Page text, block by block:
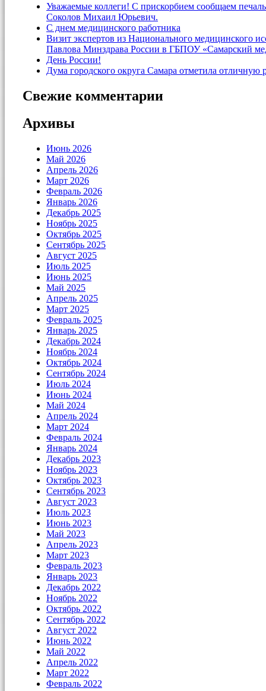
Уважаемые коллеги! С прискорбием сообщаем
Соколов Михаил Юрьевич.
С днем медицинского работника
Визит экспертов из Национального
Павлова Минздрава России в ГБПОУ «Самарский
День России!
Дума городского округа Самара отметила
Свежие комментарии
Архивы
Июнь 2026
Май 2026
Апрель 2026
Март 2026
Февраль 2026
Январь 2026
Декабрь 2025
Ноябрь 2025
Октябрь 2025
Сентябрь 2025
Август 2025
Июль 2025
Июнь 2025
Май 2025
Апрель 2025
Март 2025
Февраль 2025
Январь 2025
Декабрь 2024
Ноябрь 2024
Октябрь 2024
Сентябрь 2024
Июль 2024
Июнь 2024
Май 2024
Апрель 2024
Март 2024
Февраль 2024
Январь 2024
Декабрь 2023
Ноябрь 2023
Октябрь 2023
Сентябрь 2023
Август 2023
Июль 2023
Июнь 2023
Май 2023
Апрель 2023
Март 2023
Февраль 2023
Январь 2023
Декабрь 2022
Ноябрь 2022
Октябрь 2022
Сентябрь 2022
Август 2022
Июнь 2022
Май 2022
Апрель 2022
Март 2022
Февраль 2022